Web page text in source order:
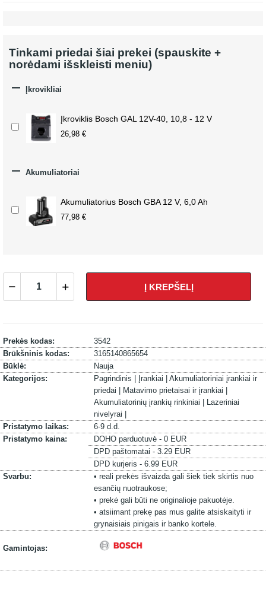
Tinkami priedai šiai prekei (spauskite +
norėdami išskleisti meniu)
 Įkrovikliai
Įkroviklis Bosch GAL 12V-40, 10,8 - 12 V
26,98 €
 Akumuliatoriai
Akumuliatorius Bosch GBA 12 V, 6,0 Ah
77,98 €
Į KREPŠELĮ
Prekės kodas:
3542
Brūkšninis kodas:
3165140865654
Būklė:
Nauja
Kategorijos:
Pagrindinis | Įrankiai | Akumuliatoriniai įrankiai ir
priedai |
Matavimo prietaisai ir įrankiai |
Akumuliatorinių įrankių rinkiniai |
Lazeriniai
nivelyrai |
Pristatymo laikas:
6-9 d.d.
Pristatymo kaina:
DOHO parduotuvė - 0 EUR
DPD paštomatai - 3.29 EUR
DPD kurjeris - 6.99 EUR
Svarbu:
• reali prekės išvaizda gali šiek tiek skirtis nuo
esančių nuotraukose;
• prekė gali būti ne originalioje pakuotėje.
• atsiimant prekę pas mus galite atsiskaityti ir
grynaisiais pinigais ir banko kortele.
Gamintojas: